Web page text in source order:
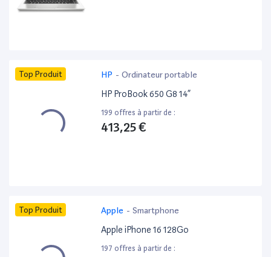
Top Produit HP - Ordinateur portable
HP ProBook 650 G8 14”
199 offres à partir de :
413,25 €
Top Produit Apple - Smartphone
Apple iPhone 16 128Go
197 offres à partir de :